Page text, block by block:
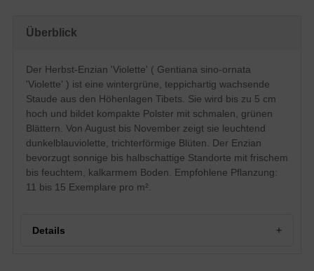
Blatt
Wintergrün, grüne Blattfarbe, lineal
Blüte
Einfache, leuchtend dunkel blauviolette
Blütenstände, meist einblütig,
trichterförmig, kelchförmig
Blütezeit
August - November
Boden
Frisch bis feucht, gut durchlässig, kalkarm
Sonnig-halbschattig
Pflanzen pro
m²
11 bis 15
Die aus den Anhöhen Tibets stammende
Während des Wachstums breitet sich die
Überblick
Der Herbst-Enzian 'Violette' ( Gentiana sino-ornata
'Violette' ) ist eine wintergrüne, teppichartig wachsende
Staude aus den Höhenlagen Tibets. Sie wird bis zu 5 cm
hoch und bildet kompakte Polster mit schmalen, grünen
Blättern. Von August bis November zeigt sie leuchtend
dunkelblauviolette, trichterförmige Blüten. Der Enzian
bevorzugt sonnige bis halbschattige Standorte mit frischem
bis feuchtem, kalkarmem Boden. Empfohlene Pflanzung:
11 bis 15 Exemplare pro m².
Details